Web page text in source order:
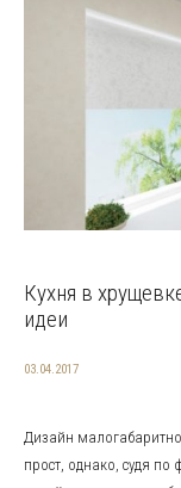
Кухня в
идеи
03.04.2017
Дизайн
прост, однако, судя